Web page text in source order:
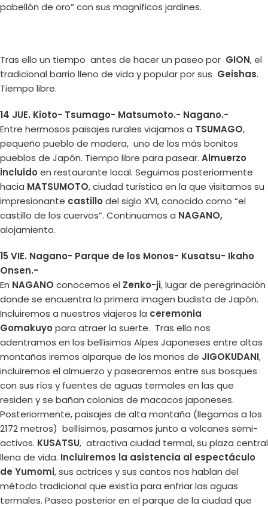
pabellón de oro” con sus magnificos jardines.
Tras ello un tiempo antes de hacer un paseo por GION, el
tradicional barrio lleno de vida y popular por sus Geishas.
Tiempo libre.
14 JUE. Kioto- Tsumago- Matsumoto.- Nagano.-
Entre hermosos paisajes rurales viajamos a TSUMAGO,
pequeño pueblo de madera, uno de los más bonitos
pueblos de Japón. Tiempo libre para pasear. Almuerzo
incluido en restaurante local. Seguimos posteriormente
hacia MATSUMOTO, ciudad turística en la que visitamos su
impresionante castillo del siglo XVI, conocido como “el
castillo de los cuervos”. Continuamos a NAGANO,
alojamiento.
15 VIE. Nagano- Parque de los Monos- Kusatsu- Ikaho
Onsen.-
En NAGANO conocemos el Zenko-ji, lugar de peregrinación
donde se encuentra la primera imagen budista de Japón.
Incluiremos a nuestros viajeros la ceremonia
Gomakuyo para atraer la suerte. Tras ello nos
adentramos en los bellísimos Alpes Japoneses entre altas
montañas iremos alparque de los monos de JIGOKUDANI,
incluiremos el almuerzo y pasearemos entre sus bosques
con sus ríos y fuentes de aguas termales en las que
residen y se bañan colonias de macacos japoneses.
Posteriormente, paisajes de alta montaña (llegamos a los
2172 metros) bellísimos, pasamos junto a volcanes semi-
activos. KUSATSU, atractiva ciudad termal, su plaza central
llena de vida. Incluiremos la asistencia al espectáculo
de Yumomi, sus actrices y sus cantos nos hablan del
método tradicional que existía para enfriar las aguas
termales. Paseo posterior en el parque de la ciudad que